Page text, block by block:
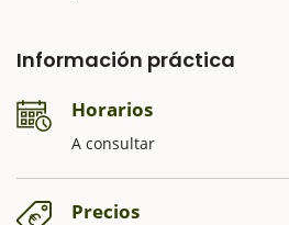
Información práctica
Horarios
A consultar
Precios